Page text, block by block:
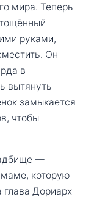
мира. Теперь
руками,
Он
в
вытянуть
замыкается
чтобы
—
которую
глава Дориарх